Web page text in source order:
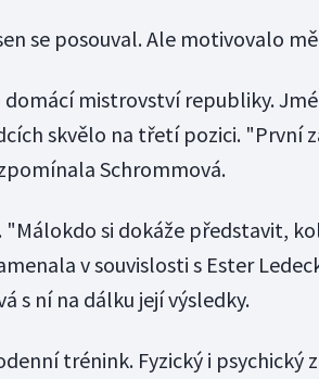
se posouval. Ale motivovalo
domácí mistrovství republiky.
skvělo na třetí pozici. "První
Schrommová.
"Málokdo si dokáže představit,
v souvislosti s Ester
s ní na dálku její výsledky.
trénink. Fyzický i